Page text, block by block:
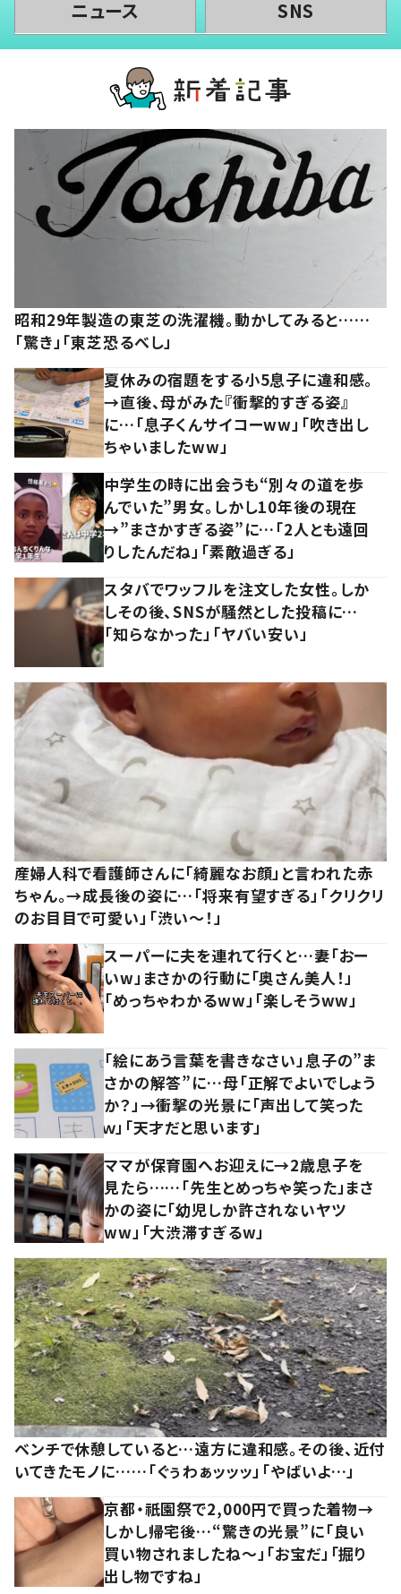
ニュース SNS
昭和29年製造の東芝の洗濯機。動かしてみると……
「驚き」「東芝恐るべし」
夏休みの宿題をする小5息子に違和感。
→直後、母がみた『衝撃的すぎる姿』
に…「息子くんサイコーww」「吹き出し
ちゃいましたww」
中学生の時に出会うも“別々の道を歩
んでいた”男女。しかし10年後の現在
→”まさかすぎる姿”に…「2人とも遠回
りしたんだね」「素敵過ぎる」
スタバでワッフルを注文した女性。しか
しその後、SNSが騒然とした投稿に…
「知らなかった」「ヤバい安い」
産婦人科で看護師さんに「綺麗なお顔」と言われた赤
ちゃん。→成長後の姿に…「将来有望すぎる」「クリクリ
のお目目で可愛い」「渋い～！」
スーパーに夫を連れて行くと…妻「おー
いw」まさかの行動に「奥さん美人！」
「めっちゃわかるww」「楽しそうww」
「絵にあう言葉を書きなさい」息子の”ま
さかの解答”に…母「正解でよいでしょう
か？」→衝撃の光景に「声出して笑った
ｗ」「天才だと思います」
ママが保育園へお迎えに→2歳息子を
見たら……「先生とめっちゃ笑った」まさ
かの姿に「幼児しか許されないヤツ
ww」「大渋滞すぎるw」
ベンチで休憩していると…遠方に違和感。その後、近付
いてきたモノに……「ぐぅわぁッッッ」「やばいよ…」
京都・祇園祭で2,000円で買った着物→
しかし帰宅後…“驚きの光景”に「良い
買い物されましたね～」「お宝だ」「掘り
出し物ですね」